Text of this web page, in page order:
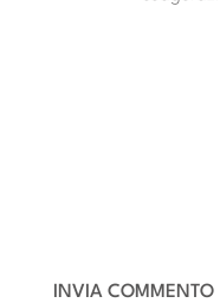
INVIA COMMENTO